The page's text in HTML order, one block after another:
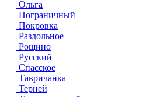
Ольга
Пограничный
Покровка
Раздольное
Рощино
Русский
Спасское
Тавричанка
Терней